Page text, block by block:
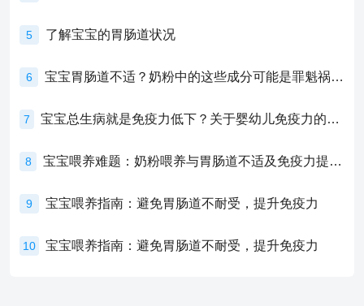
5 了解宝宝的胃肠道状况
6 宝宝胃肠道不适？奶粉中的这些成分可能是罪魁祸首！
7 宝宝总生病就是免疫力低下？关于婴幼儿免疫力的真相，家长必须了解！
8 宝宝喂养难题：奶粉喂养与胃肠道不适及免疫力提升的奥秘
9 宝宝喂养指南：避免胃肠道不耐受，提升免疫力
10 宝宝喂养指南：避免胃肠道不耐受，提升免疫力